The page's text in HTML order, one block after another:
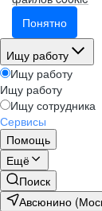
Понятно
Ищу работу
Ищу работу
Ищу работу
Ищу сотрудника
Сервисы
Помощь
Ещё
Поиск
Авсюнино